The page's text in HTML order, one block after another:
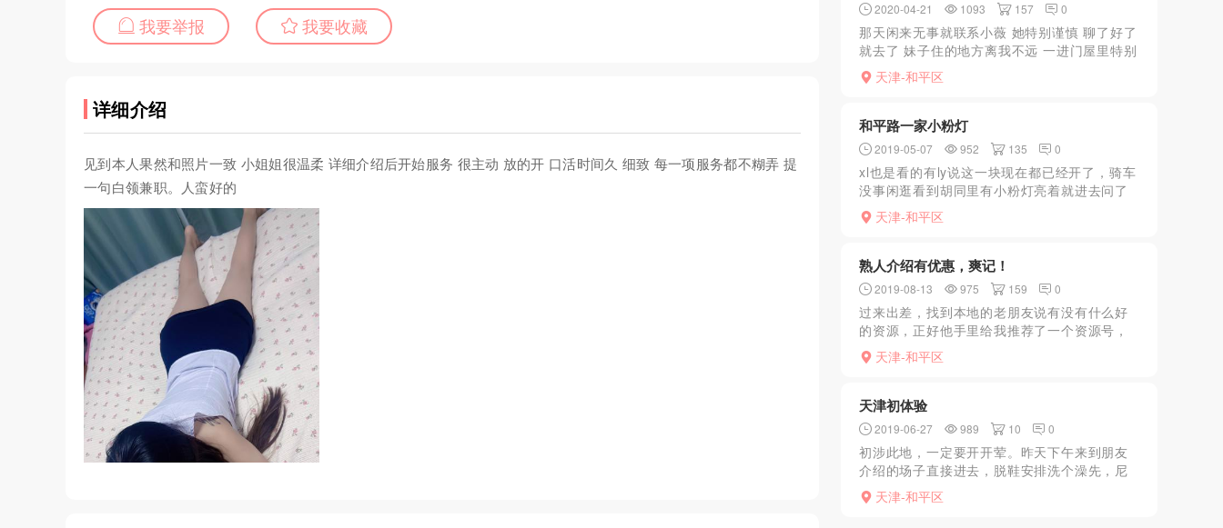
我要举报 我要收藏
详细介绍
见到本人果然和照片一致 小姐姐很温柔 详细介绍后开始服务 很主动 放的开 口活时间久 细致 每一项服务都不糊弄 提
一句白领兼职。人蛮好的
2020-04-21 1093 157 0
那天闲来无事就联系小薇 她特别谨慎 聊了好了
就去了 妹子住的地方离我不远 一进门屋里特别
干净 第一眼看到小薇 她竟然没有化妆素颜 我
第一次看见兼职还有不化妆的， 但是能看出来
天津-和平区
和平路一家小粉灯
2019-05-07 952 135 0
xl也是看的有ly说这一块现在都已经开了，骑车
没事闲逛看到胡同里有小粉灯亮着就进去问了
问介绍说就是口还有大活，价格不贵1张，用来
泄火还可以的js有点机车，这不行那不行，看在
天津-和平区
熟人介绍有优惠，爽记！
2019-08-13 975 159 0
过来出差，找到本地的老朋友说有没有什么好
的资源，正好他手里给我推荐了一个资源号，
说他前不久才找他安排过一次，效果别有一番
风味，我加上之后直接报了我的来路，她也知
天津-和平区
天津初体验
2019-06-27 989 10 0
初涉此地，一定要开开荤。昨天下午来到朋友
介绍的场子直接进去，脱鞋安排洗个澡先，尼
玛还不少人呢，看见到来大家都心领意会:。洗
完进来一大波美女，随便挑了一位，我问有什
天津-和平区